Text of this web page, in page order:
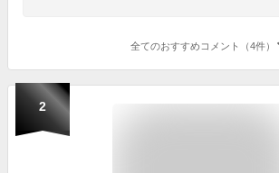
全てのおすすめコメント（4件）
2